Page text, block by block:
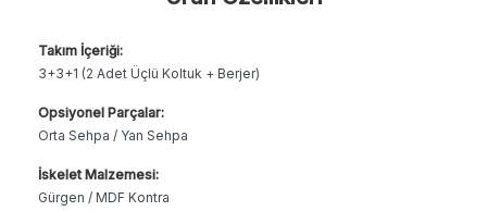
Takım İçeriği:
3+3+1 (2 Adet Üçlü Koltuk + Berjer)
Opsiyonel Parçalar:
Orta Sehpa / Yan Sehpa
İskelet Malzemesi:
Gürgen / MDF Kontra